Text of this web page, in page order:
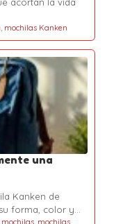
acortan la vida
, mochilas Kanken
una
Kanken de
forma, color y…